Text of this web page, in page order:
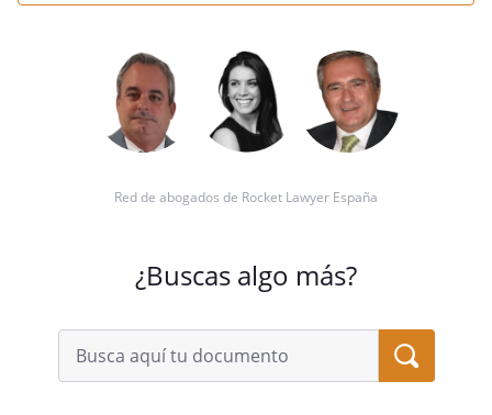
Red de abogados de Rocket Lawyer España
¿Buscas algo más?